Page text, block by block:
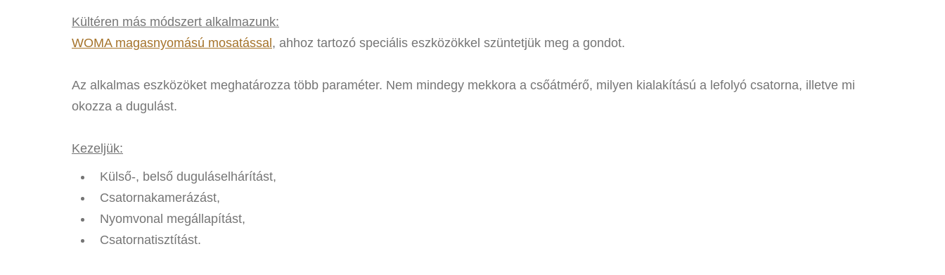
Kültéren más módszert alkalmazunk:
WOMA magasnyomású mosatással , ahhoz tartozó speciális eszközökkel szüntetjük meg a gondot.
Az alkalmas eszközöket meghatározza több paraméter. Nem mindegy mekkora a csőátmérő, milyen kialakítású a lefolyó csatorna, illetve mi
okozza a dugulást.
Kezeljük:
Külső-, belső duguláselhárítást,
Csatornakamerázást,
Nyomvonal megállapítást,
Csatornatisztítást.